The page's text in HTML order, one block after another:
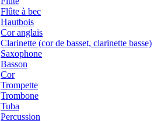
Flûte à bec
Hautbois
Cor anglais
Clarinette (cor de basset, clarinette basse)
Saxophone
Basson
Cor
Trompette
Trombone
Tuba
Percussion